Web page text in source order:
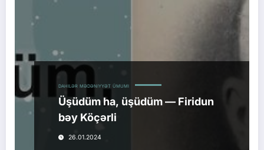
DAHILƏR MƏDƏNIYYƏT ÜMUMI
Üşüdüm ha, üşüdüm — Firidun
bəy Köçərli
26.01.2024